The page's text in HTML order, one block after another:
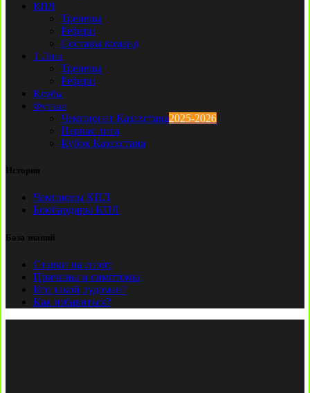
КПЛ
Тренеры
Рефери
Составы команд
1 Лига
Тренеры
Рефери
Клубы
Футзал
Чемпионат Казахстана2025-2026
Первая лига
Кубок Казахстана
История
Чемпионы КПЛ
Бомбардиры КПЛ
База знаний
Ставки на спорт
Причины и симптомы
Кто такой лудоман?
Как избавиться?